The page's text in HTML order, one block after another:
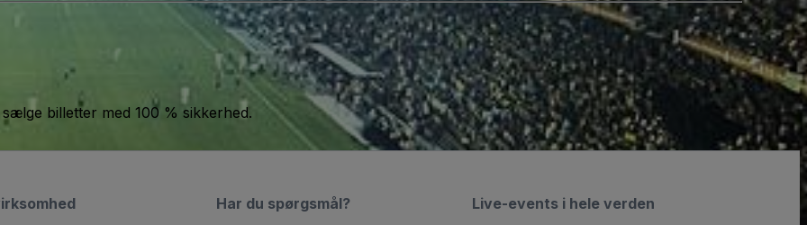
billetter med 100 % sikkerhed.
Live-events i hele verden
Har du spørgsmål?